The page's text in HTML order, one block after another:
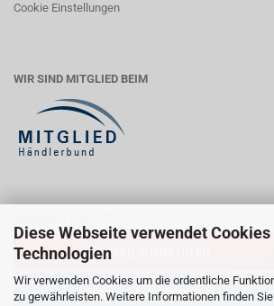
Diese Webseite verwendet
Technologien
Wir verwenden Cookies um die ordentliche
zu gewährleisten. Weitere Informationen finden
Cookie Einstellungen
WIR SIND MITGLIED BEIM
Vertrag widerrufen
Widerrufsbelehrung